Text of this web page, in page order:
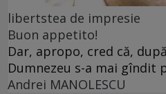
libertstea de impresie
Buon appetito!
Dar, apropo, cred că,
Dumnezeu s-a mai gîndit
Andrei MANOLESCU